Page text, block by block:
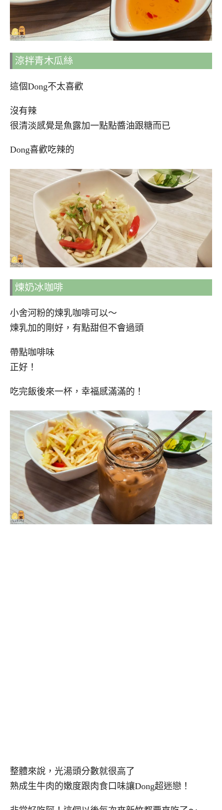
涼拌青木瓜絲
這個Dong不太喜歡
沒有辣
很清淡感覺是魚露加一點點醬油跟糖而已
Dong喜歡吃辣的
煉奶冰咖啡
小舍河粉的煉乳咖啡可以～
煉乳加的剛好，有點甜但不會過頭
帶點咖啡味
正好！
吃完飯後來一杯，幸福感滿滿的！
整體來說，光湯頭分數就很高了
熟成生牛肉的嫩度跟肉食口味讓Dong超迷戀！